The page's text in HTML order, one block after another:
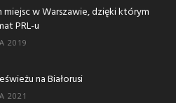
w Warszawie, dzięki którym
PRL-u
2019
na Białorusi
2021